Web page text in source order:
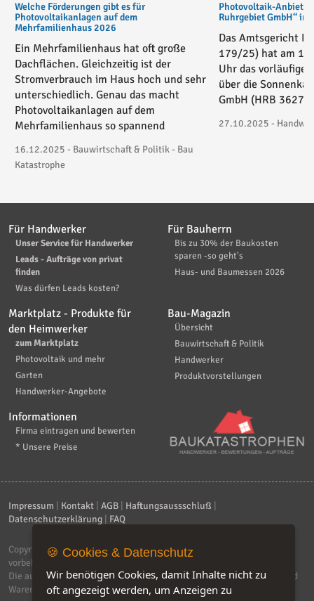
Welche Förderungen gibt es für
Photovoltaikanlagen auf dem
Mehrfamilienhaus 2026
Ein Mehrfamilienhaus hat oft große
Dachflächen. Gleichzeitig ist der
Stromverbrauch im Haus hoch und sehr
unterschiedlich. Genau das macht
Photovoltaikanlagen auf dem
Mehrfamilienhaus so spannend
16.12.2025 - Bauwirtschaft & Politik - Bau
Katastrophe
Photovoltaik-Anbieter
Ruhrgebiet GmbH“ in
Das Amtsgericht
179/25) hat am
Uhr das vorläufige
über die
GmbH (HRB
27.10.2025 -
Für Handwerker
Unser Service für Handwerker
Leads - Aufträge von privat
finden
Was dürfen Leads kosten?
Für Bauherrn
Bis zu 30% der Baukosten
sparen -so geht's
Haus- und Baumessen 2026
Marktplatz - Produkte für
den Heimwerker
zum Marktplatz
Photovoltaik und mehr
Garten
Handwerker-Angebote
Bau-Magazin
Übersicht
Bauwirtschaft & Politik
Handwerker
Produktvorstellungen
Informationen
Firma eintragen und bewerten
* Unsere Preise
Impressum Kontakt AGB Haftungsaussschluß
Datenschutzerklärung
FAQ
Copyright © 2026ebiz-consult GmbH & Co. KG
vorbehalten.
Die auf dieser Seite verwendeten Produktbezeichnungen, Namen und
Warenzeichen sind Eigentum der jeweiligen Firmen. Unser Portal
🍪 Cookies & Datenschutz
Wir benötigen Cookies, damit Inhalte nicht zu
oft angezeigt werden, um Anzeigen zu